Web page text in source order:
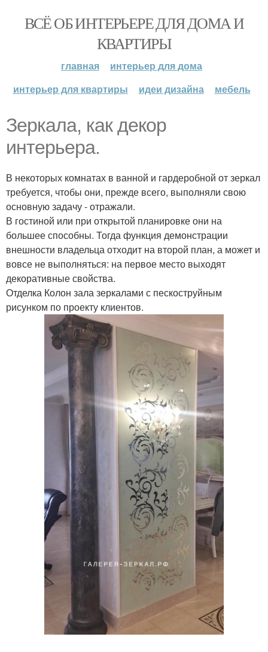
ВСЁ ОБ ИНТЕРЬЕРЕ ДЛЯ ДОМА И
КВАРТИРЫ
главная
интерьер для дома
интерьер для квартиры
идеи дизайна мебель
Зеркала, как декор
интерьера.
В некоторых комнатах в ванной и гардеробной от зеркал
требуется, чтобы они, прежде всего, выполняли свою
основную задачу - отражали.
В гостиной или при открытой планировке они на
большее способны. Тогда функция демонстрации
внешности владельца отходит на второй план, а может и
вовсе не выполняться: на первое место выходят
декоративные свойства.
Отделка Колон зала зеркалами с пескоструйным
рисунком по проекту клиентов.